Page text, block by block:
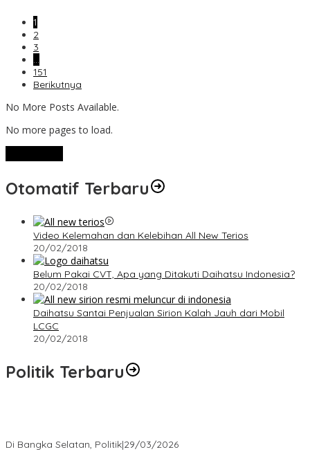
1
2
3
…
151
Berikutnya
No More Posts Available.
No more pages to load.
Otomatif Terbaru
Video Kelemahan dan Kelebihan All New Terios
20/02/2018
Belum Pakai CVT, Apa yang Ditakuti Daihatsu Indonesia?
20/02/2018
Daihatsu Santai Penjualan Sirion Kalah Jauh dari Mobil
LCGC
20/02/2018
Politik Terbaru
Di Bangka Selatan, Politik|29/03/2026